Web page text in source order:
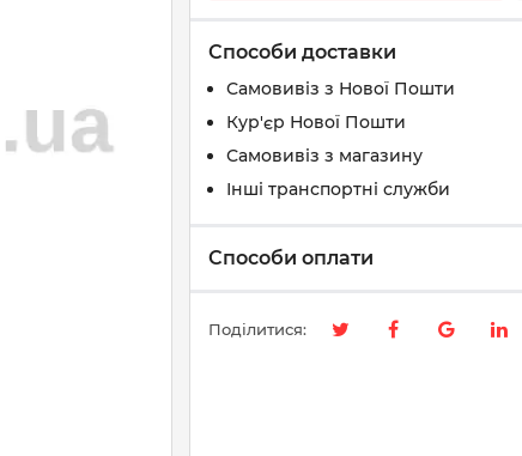
Способи доставки
Самовивіз з Нової Пошти
Кур'єр Нової Пошти
Самовивіз з магазину
Інші транспортні служби
Способи оплати
Поділитися: